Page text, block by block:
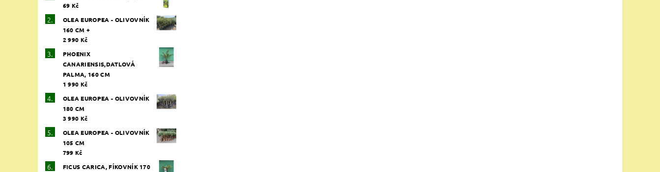
69 Kč
OLEA EUROPEA - OLIVOVNÍK
160 CM +
2 990 Kč
PHOENIX
CANARIENSIS,DATLOVÁ
PALMA, 160 CM
1 990 Kč
OLEA EUROPEA - OLIVOVNÍK
180 CM
3 990 Kč
OLEA EUROPEA - OLIVOVNÍK
105 CM
799 Kč
FICUS CARICA, FÍKOVNÍK 170